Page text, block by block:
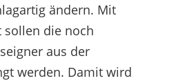
ändern. Mit
sollen die noch
aus der
werden. Damit wird